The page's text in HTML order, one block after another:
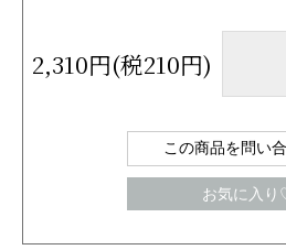
2,310円(税210円)
この商品を問い
お気に入